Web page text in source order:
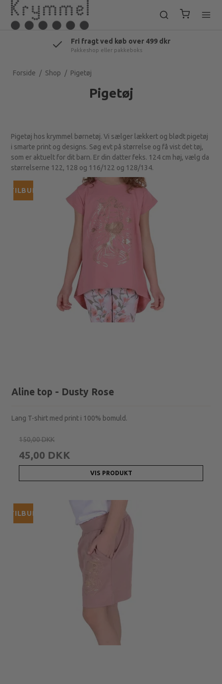
Dansk hjemmeside
Lager i Danmark - Århus
Forside / Shop / Pigetøj
Pigetøj
Pigetøj hos krymmel børnetøj. Vi sælger lækkert og blødt pigetøj
i smarte print og designs. Søg evt på størrelse og få vist det tøj,
som er aktuelt for dit barn. Er din datter feks. 124 cm høj, vælg da
størrelserne 122, 128 og 116/122 og 128/134.
TILBUD
Aline top - Dusty Rose
Lang T-shirt med print i 100% bomuld.
150,00 DKK
45,00 DKK
VIS PRODUKT
TILBUD